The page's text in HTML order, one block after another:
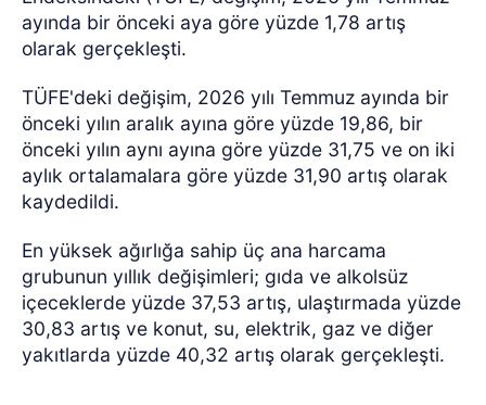
ayında bir önceki aya göre yüzde 1,78 artış
olarak gerçekleşti.
TÜFE'deki değişim, 2026 yılı Temmuz ayında bir
önceki yılın aralık ayına göre yüzde 19,86, bir
önceki yılın aynı ayına göre yüzde 31,75 ve on iki
aylık ortalamalara göre yüzde 31,90 artış olarak
kaydedildi.
En yüksek ağırlığa sahip üç ana harcama
grubunun yıllık değişimleri; gıda ve alkolsüz
içeceklerde yüzde 37,53 artış, ulaştırmada yüzde
30,83 artış ve konut, su, elektrik, gaz ve diğer
yakıtlarda yüzde 40,32 artış olarak gerçekleşti.